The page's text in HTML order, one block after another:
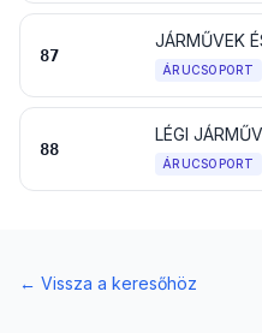
87
ÁRUCSOPORT
88
ÁRUCSOPORT
← Vissza a keresőhöz